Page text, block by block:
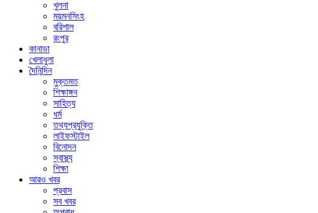
খুলনা
ময়মনসিংহ
বরিশাল
রংপুর
কানাডা
খেলাধুলা
দৈনিন্দিন
মুক্তমত
শিক্ষাঙ্গন
সাহিত্য
ধর্ম
তথ্যপ্রযুক্তি
লাইফস্টাইল
বিনোদন
স্বাস্থ্য
শিক্ষা
আরও খবর
প্রবাস
সব খবর